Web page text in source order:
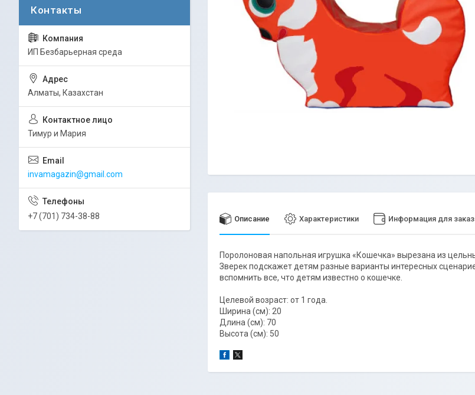
Описание Характеристики Информация для
Поролоновая напольная игрушка «Кошечка» вырезана из
Зверек подскажет детям разные варианты интересных
вспомнить все, что детям известно о кошечке.
Целевой возраст: от 1 года.
Ширина (см): 20
Длина (см): 70
Высота (см): 50
ИП Безбарьерная среда
Алматы, Казахстан
Тимур и Мария
invamagazin@gmail.com
+7 (701) 734-38-88